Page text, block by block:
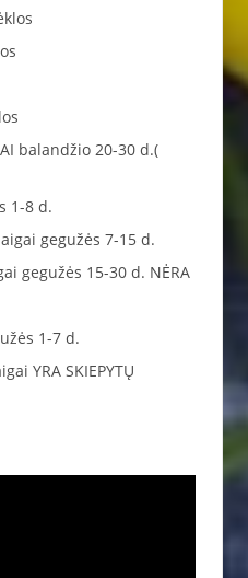
balandžio 20-30 d.(
1-8 d.
gegužės 7-15 d.
gegužės 15-30 d. NĖRA
1-7 d.
YRA SKIEPYTŲ